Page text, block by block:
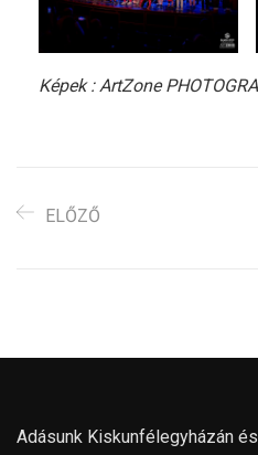
Képek : ArtZone
ELŐZŐ
Adásunk Kiskunfélegyházán